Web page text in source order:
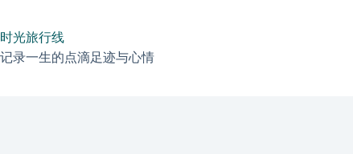
内
容
时光旅行线
记录一生的点滴足迹与心情